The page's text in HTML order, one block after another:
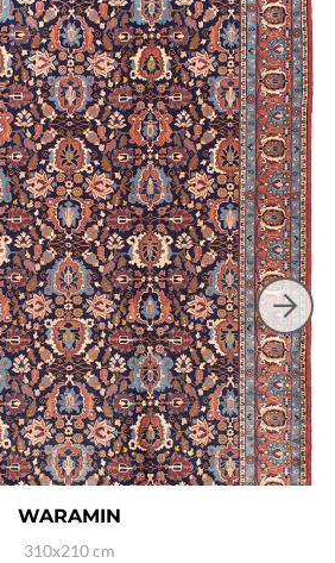
WARAMIN
310x210 cm